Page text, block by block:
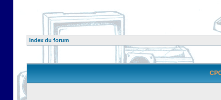
Index du forum